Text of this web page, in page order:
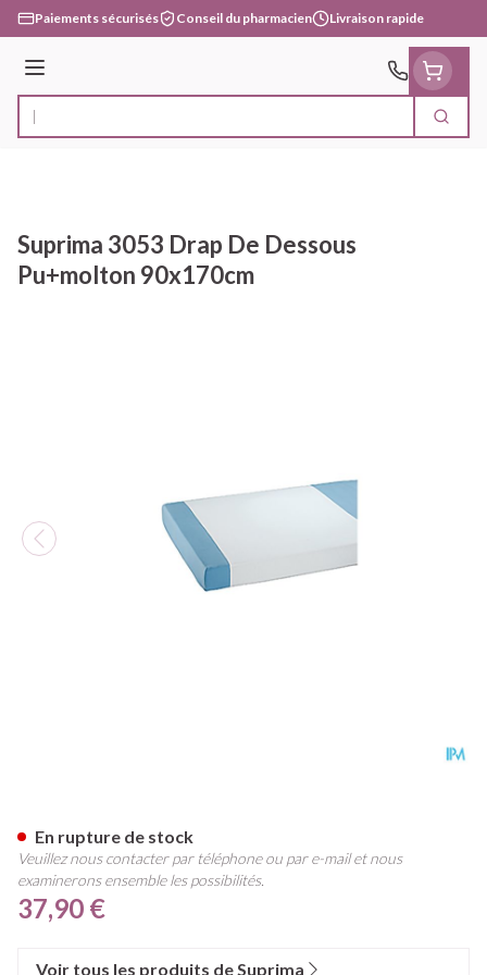
Aller au contenu
Paiements sécurisés Conseil du pharmacien Livraison rapide
Menu
Rechercher
Suprima 3053 Drap De Dessous
Pu+molton 90x170cm
37,90 €
En rupture de stock
Veuillez nous contacter par téléphone ou par e-mail et nous
examinerons ensemble les possibilités.
Voir tous les produits de Suprima